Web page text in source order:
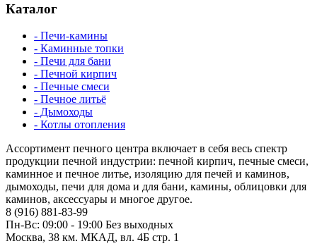
Каталог
- Печи-камины
- Каминные топки
- Печи для бани
- Печной кирпич
- Печные смеси
- Печное литьё
- Дымоходы
- Котлы отопления
Ассортимент печного центра включает в себя весь спектр
продукции печной индустрии: печной кирпич, печные смеси,
каминное и печное литье, изоляцию для печей и каминов,
дымоходы, печи для дома и для бани, камины, облицовки для
каминов, аксессуары и многое другое.
8 (916) 881-83-99
Пн-Вс: 09:00 - 19:00 Без выходных
Москва, 38 км. МКАД, вл. 4Б стр. 1